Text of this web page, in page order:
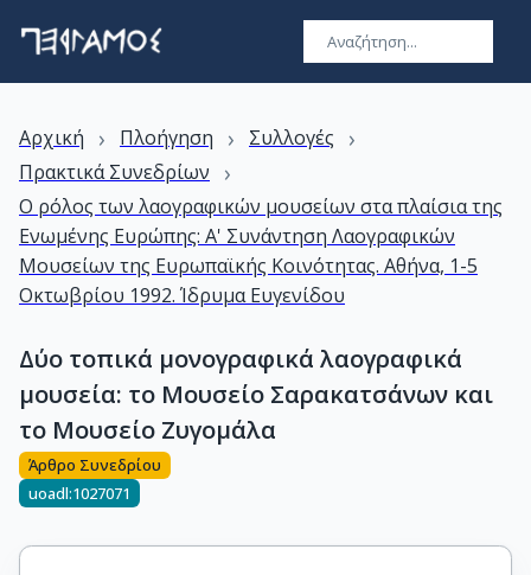
Αρχική › Πλοήγηση › Συλλογές ›
Πρακτικά Συνεδρίων ›
Ο ρόλος των λαογραφικών μουσείων στα πλαίσια της
Ενωμένης Ευρώπης: Α' Συνάντηση Λαογραφικών
Μουσείων της Ευρωπαϊκής Κοινότητας. Αθήνα, 1-5
Οκτωβρίου 1992. Ίδρυμα Ευγενίδου
Δύο τοπικά μονογραφικά λαογραφικά
μουσεία: το Μουσείο Σαρακατσάνων και
το Μουσείο Ζυγομάλα
Άρθρο Συνεδρίου
uoadl:1027071